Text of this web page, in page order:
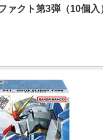
ァクト第3弾（10個入